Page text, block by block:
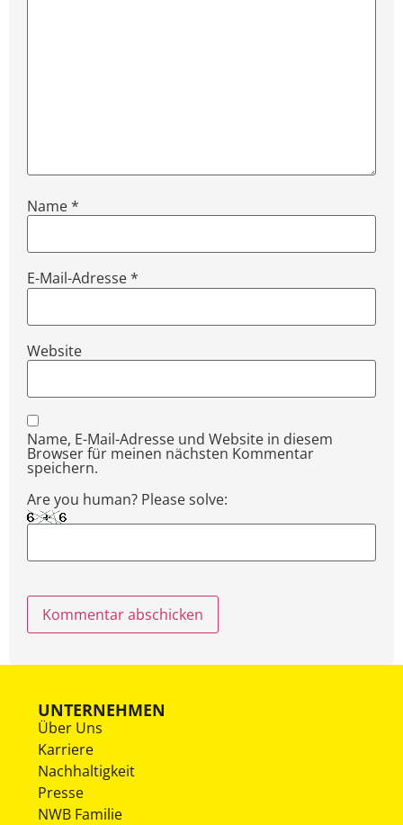
Name*
E-Mail-Adresse*
Website
Name, E-Mail-Adresse und Website in diesem
Browser für meinen nächsten Kommentar
speichern.
Are you human? Please solve:
UNTERNEHMEN
Über Uns
Karriere
Nachhaltigkeit
Presse
NWB Familie